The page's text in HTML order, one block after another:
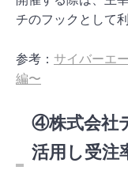
チのフックとして
参考： サイバーエ
編〜
④株式会社
活用し受注